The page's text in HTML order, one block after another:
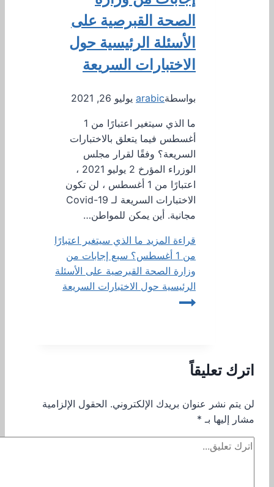
الصحة القبرصية على
الأسئلة الرئيسية حول
الاختبارات السريعة
بواسطةarabic يوليو 26, 2021
ما الذي سيتغير اعتبارًا من 1
أغسطس فيما يتعلق بالاختبارات
السريعة؟ وفقًا لقرار مجلس
الوزراء المؤرخ 2 يوليو 2021 ،
اعتبارًا من 1 أغسطس ، لن تكون
الاختبارات السريعة لـ Covid-19
مجانية. أين يمكن للمواطن…
قراءة المزيد ما الذي سيتغير اعتبارًا
من 1 أغسطس؟ سبع إجابات من
وزارة الصحة القبرصية على الأسئلة
الرئيسية حول الاختبارات السريعة
اترك تعليقاً
لن يتم نشر عنوان بريدك الإلكتروني. الحقول الإلزامية
مشار إليها بـ *